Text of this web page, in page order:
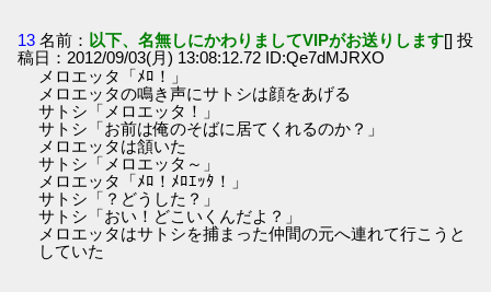
13 名前： 以下、名無しにかわりましてVIPがお送りします[] 投
稿日：2012/09/03(月) 13:08:12.72 ID:Qe7dMJRXO
メロエッタ「ﾒﾛ！」
メロエッタの鳴き声にサトシは顔をあげる
サトシ「メロエッタ！」
サトシ「お前は俺のそばに居てくれるのか？」
メロエッタは頷いた
サトシ「メロエッタ～」
メロエッタ「ﾒﾛ！ﾒﾛｴｯﾀ！」
サトシ「？どうした？」
サトシ「おい！どこいくんだよ？」
メロエッタはサトシを捕まった仲間の元へ連れて行こうと
していた